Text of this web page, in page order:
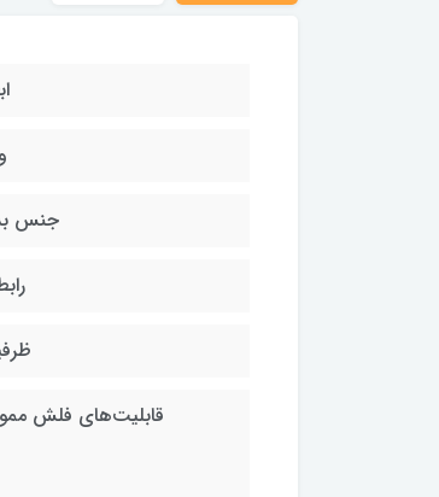
جنس
قابلیت‌های فلش